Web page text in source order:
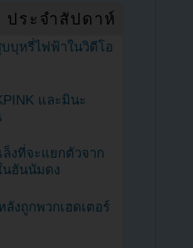
ระจำสัปดาห์
บุหรี่ไฟฟ้าในวิดีโอ
และมินะ
ล็งที่จะแยกตัวจาก
นฮันนัมดง
งถูกพวกเฮดเตอร์